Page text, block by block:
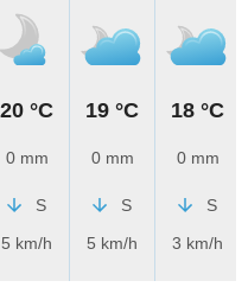
20 °C
0 mm
S
5 km/h
19 °C
0 mm
S
5 km/h
18 °C
0 mm
S
3 km/h